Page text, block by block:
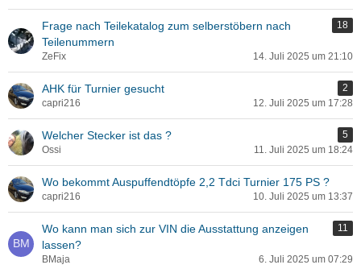
Frage nach Teilekatalog zum selberstöbern nach
Teilenummern
18
ZeFix 14. Juli 2025 um 21:10
AHK für Turnier gesucht
2
capri216
12. Juli 2025 um 17:28
Welcher Stecker ist das ?
5
Ossi
11. Juli 2025 um 18:24
Wo bekommt Auspuffendtöpfe 2,2 Tdci Turnier 175 PS ?
capri216 10. Juli 2025 um 13:37
Wo kann man sich zur VIN die Ausstattung anzeigen
lassen?
11
BMaja 6. Juli 2025 um 07:29